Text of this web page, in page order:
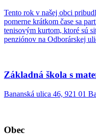
Tento rok v našej obci
pomerne krátkom čase sa
tenisovým kurtom, ktoré sú
penziónov na Odborárskej
Základná škola s
Bananská ulica 46, 921 01
Obec